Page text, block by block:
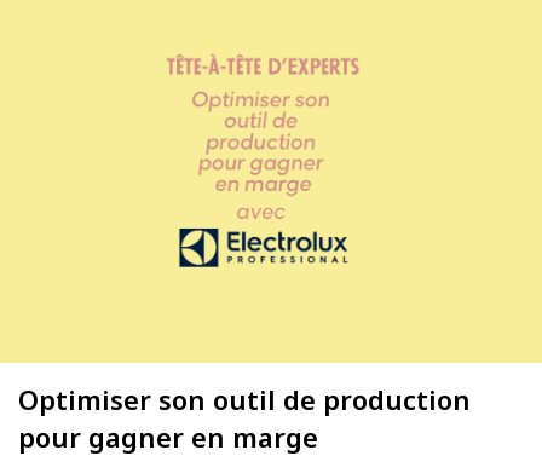
Optimiser son outil de production
pour gagner en marge